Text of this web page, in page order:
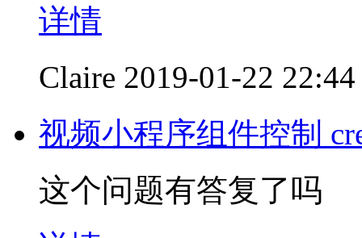
详情
Claire 2019-01-22 22:44
视频小程序组件控制
这个问题有答复了吗